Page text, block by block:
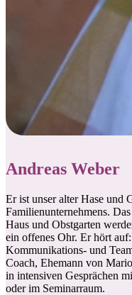
Andreas Weber
Er ist unser alter Hase und
Familienunternehmens.
Haus und Obstgarten
ein offenes Ohr. Er hört
Kommunikations- und
Coach, Ehemann von
in intensiven Gesprächen
oder im Seminarraum.